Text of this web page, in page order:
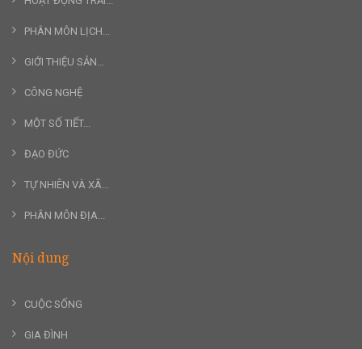
PHÂN MÔN LỊCH...
GIỚI THIỆU SẢN...
CÔNG NGHỆ
MỘT SỐ TIẾT...
ĐẠO ĐỨC
TỰ NHIÊN VÀ XÃ...
PHÂN MÔN ĐỊA...
Nội dung
CUỘC SỐNG
GIA ĐÌNH